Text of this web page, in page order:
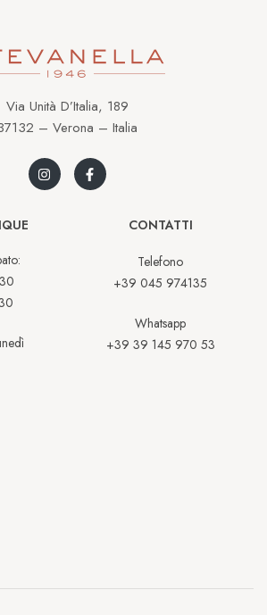
Via Unità D’Italia, 189
– Verona – Italia
CONTATTI
Telefono
+39 045 974135
Whatsapp
+39 39 145 970 53